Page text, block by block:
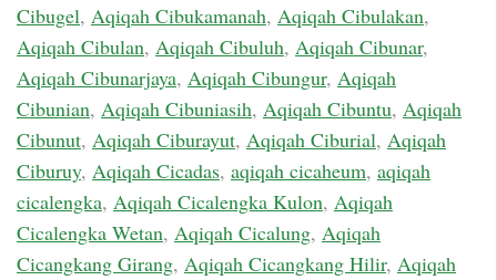
Cibugel, Aqiqah Cibukamanah, Aqiqah Cibulakan,
Aqiqah Cibulan, Aqiqah Cibuluh, Aqiqah Cibunar,
Aqiqah Cibunarjaya, Aqiqah Cibungur, Aqiqah
Cibunian, Aqiqah Cibuniasih, Aqiqah Cibuntu, Aqiqah
Cibunut, Aqiqah Ciburayut, Aqiqah Ciburial, Aqiqah
Ciburuy, Aqiqah Cicadas, aqiqah cicaheum, aqiqah
cicalengka, Aqiqah Cicalengka Kulon, Aqiqah
Cicalengka Wetan, Aqiqah Cicalung, Aqiqah
Cicangkang Girang, Aqiqah Cicangkang Hilir, Aqiqah